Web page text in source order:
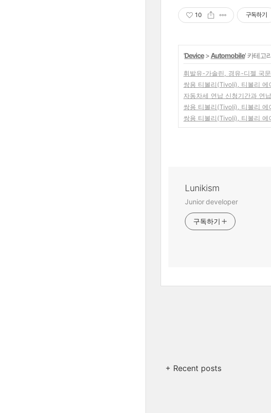
10 구독하기
'Device> Automobile' 카테고
휘발유-가솔린, 경유-디젤 국
쌍용 티볼리(Tivoli), 티볼리
자동차세 연납 신청기간과 연
쌍용 티볼리(Tivoli), 티볼리
쌍용 티볼리(Tivoli), 티볼리
Lunikism
Junior developer
구독하기
+ Recent posts